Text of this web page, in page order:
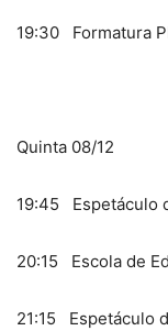
19:30 Formatura
Quinta 08/12
19:45 Espetáculo
20:15 Escola de
21:15 Espetáculo